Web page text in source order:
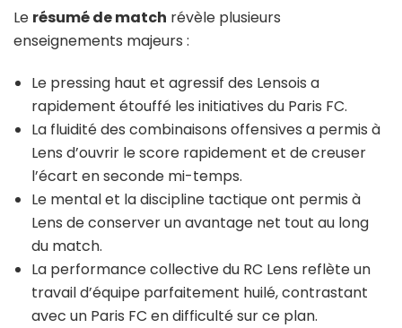
Le résumé de match révèle plusieurs
enseignements majeurs :
Le pressing haut et agressif des Lensois a
rapidement étouffé les initiatives du Paris FC.
La fluidité des combinaisons offensives a permis à
Lens d’ouvrir le score rapidement et de creuser
l’écart en seconde mi-temps.
Le mental et la discipline tactique ont permis à
Lens de conserver un avantage net tout au long
du match.
La performance collective du RC Lens reflète un
travail d’équipe parfaitement huilé, contrastant
avec un Paris FC en difficulté sur ce plan.